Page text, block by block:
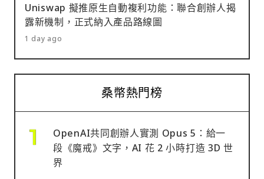
Uniswap 擬推原生自動複利功能：聯合創辦人揭
露新機制，正式納入產品路線圖
1 day ago
桑幣熱門榜
OpenAI共同創辦人實測 Opus 5：給一
段《魔戒》文字，AI 花 2 小時打造 3D 世
界